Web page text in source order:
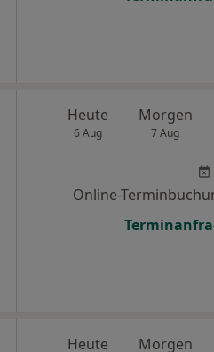
Heute
6 Aug
Morgen
7 Aug
Online-
Heute Morgen